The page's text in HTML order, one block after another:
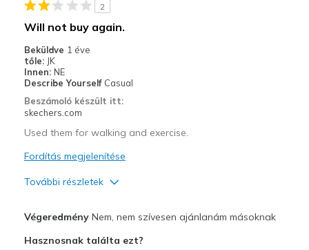
Legjobb használat
Going Out
Sizing
Feels true to size
View On Shoes
I'm Into Shoes
2
Will not buy again.
Beküldve 1 éve
tőle: JK
Innen: NE
Describe Yourself Casual
Beszámoló készült itt:
skechers.com
Used them for walking and exercise.
Fordítás megjelenítése
További részletek
VégeredményNem, nem szívesen ajánlanám másoknak
Hasznosnak találta ezt?